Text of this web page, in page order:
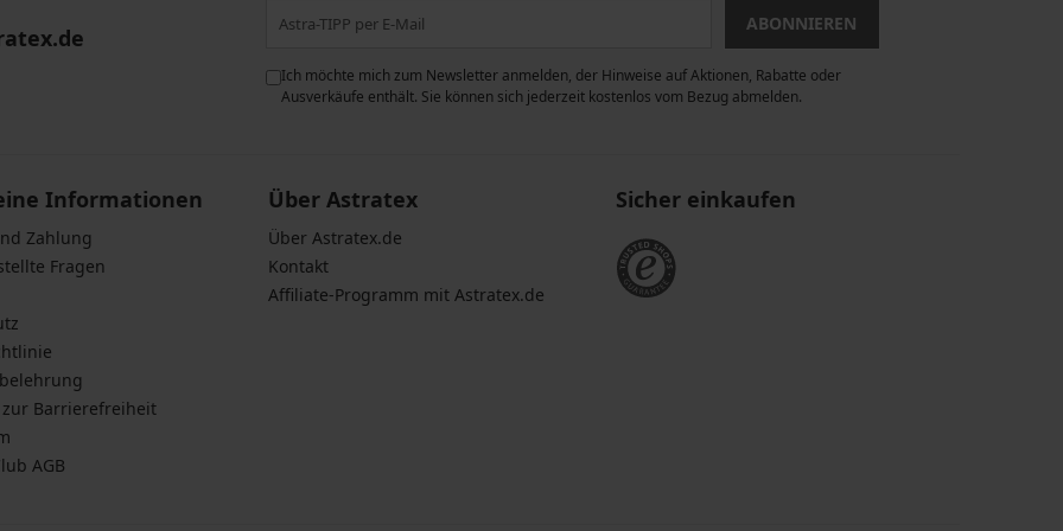
ABONNIEREN
Ich möchte mich zum Newsletter anmelden, der Hinweise auf Aktionen, Rabatte oder
Ausverkäufe enthält. Sie können sich jederzeit kostenlos vom Bezug abmelden.
Informationen
Zahlung
Fragen
Barrierefreiheit
AGB
Über Astratex
Über Astratex.de
Kontakt
Affiliate-Programm mit Astratex.de
Sicher einkaufen